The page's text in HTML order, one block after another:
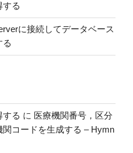
する
に接続してデータベース
る
する に 医療機関番号，区分
コードを生成する – Hymn